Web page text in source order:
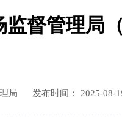
监督管理局
局 发布时间： 2025-08-